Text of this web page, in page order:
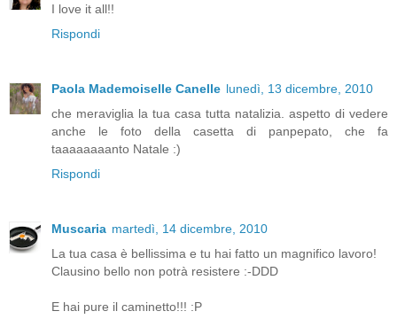
I love it all!!
Rispondi
Paola Mademoiselle Canelle lunedì, 13 dicembre, 2010
che meraviglia la tua casa tutta natalizia. aspetto di vedere
anche le foto della casetta di panpepato, che fa
taaaaaaaanto Natale :)
Rispondi
Muscaria martedì, 14 dicembre, 2010
La tua casa è bellissima e tu hai fatto un magnifico lavoro!
Clausino bello non potrà resistere :-DDD
E hai pure il caminetto!!! :P